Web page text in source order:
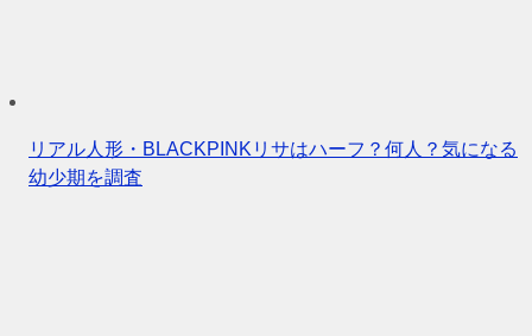
リアル人形・BLACKPINKリサはハーフ？何人？気になる
幼少期を調査